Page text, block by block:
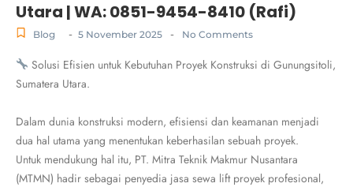
Utara | WA: 0851-9454-8410 (Rafi)
Blog - 5 November 2025 - No Comments
Solusi Efisien untuk Kebutuhan Proyek Konstruksi di Gunungsitoli,
Sumatera Utara.
Dalam dunia konstruksi modern, efisiensi dan keamanan menjadi
dua hal utama yang menentukan keberhasilan sebuah proyek.
Untuk mendukung hal itu, PT. Mitra Teknik Makmur Nusantara
(MTMN) hadir sebagai penyedia jasa sewa lift proyek profesional,